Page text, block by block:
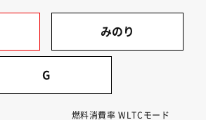
みのり
G
燃料消費率 WLTCモード